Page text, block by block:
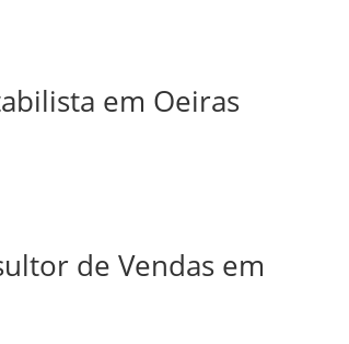
em Oeiras
de Vendas em